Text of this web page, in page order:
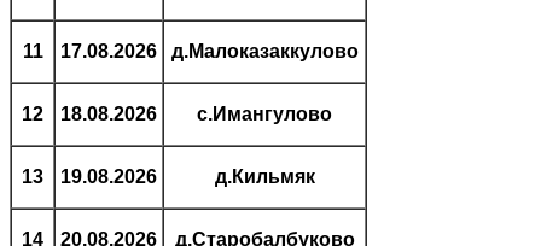
11 17.08.2026 д.Малоказаккулово
12 18.08.2026 с.Имангулово
13 19.08.2026 д.Кильмяк
14 20.08.2026 д.Старобалбуково